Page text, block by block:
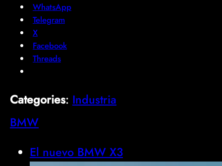
WhatsApp
Telegram
X
Facebook
Threads
Categories: Industria
BMW
El nuevo BMW X3